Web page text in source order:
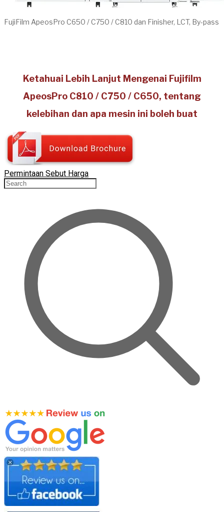
FujiFilm ApeosPro C650 / C750 / C810 dan Finisher, LCT, By-pass
Ketahuai Lebih Lanjut Mengenai Fujifilm
ApeosPro C810 / C750 / C650, tentang
kelebihan dan apa mesin ini boleh buat
Permintaan Sebut Harga